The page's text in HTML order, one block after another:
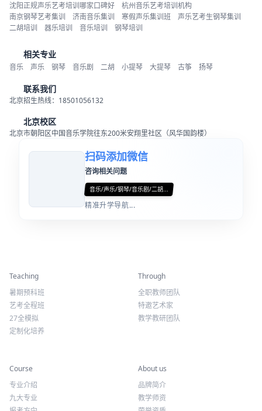
沈阳正规声乐艺考培训哪家口碑好
杭州音乐艺考培训机构
南京钢琴艺考集训
济南音乐集训 寒假声乐集训班
声乐艺考生钢琴集训
二胡培训
器乐培训 音乐培训 钢琴培训
相关专业
音乐 声乐 钢琴 音乐剧 二胡 小提琴 大提琴 古筝 扬琴
联系我们
北京招生热线：18501056132
北京校区
北京市朝阳区中国音乐学院往东200米安翔里社区（风华国韵楼）
扫码添加微信
咨询相关问题
音乐/声乐/钢琴/音乐剧/二胡...
精准升学导航...
Teaching
暑期预科班
艺考全程班
27全模拟
定制化培养
Through
全职教师团队
特邀艺术家
教学教研团队
Course
专业介绍
九大专业
About us
品牌简介
教学师资